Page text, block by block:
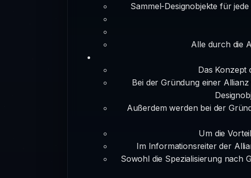
Sammel-Designobjekte für
Alle durch die
Das Konzept
Bei der Gründung einer
Außerdem werden bei der
Um die
Im Informationsreiter der
Sowohl die Spezialisierung nach